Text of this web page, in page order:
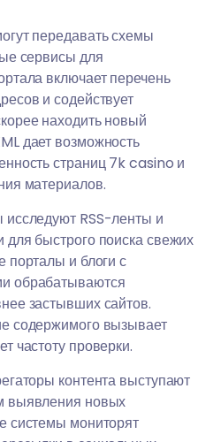
передавать схемы
сервисы для
включает перечень
и содействует
находить новый
дает возможность
страниц 7k casino и
материалов.
RSS-ленты и
быстрого поиска свежих
порталы и блоги с
обрабатываются
застывших сайтов.
содержимого вызывает
частоту проверки.
контента выступают
выявления новых
системы мониторят